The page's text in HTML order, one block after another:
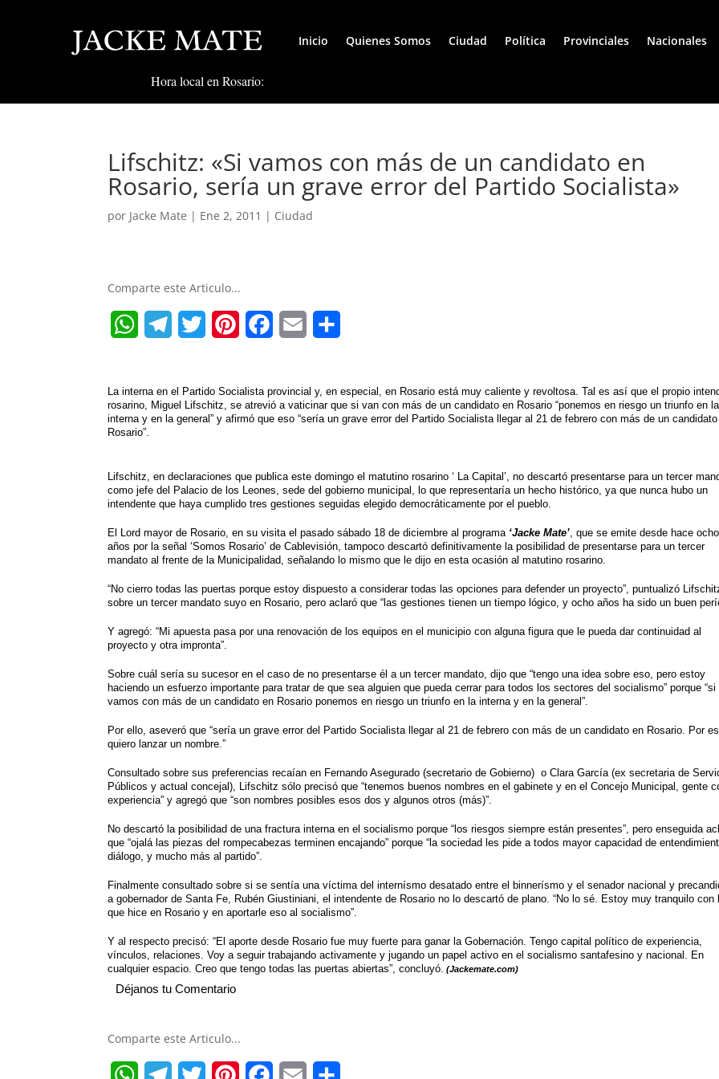
Inicio Quienes Somos Ciudad Política Provinciales Nacionales
Hora local en Rosario:
Lifschitz: «Si vamos con más de un candidato en
Rosario, sería un grave error del Partido Socialista»
por Jacke Mate | Ene 2, 2011 | Ciudad
Comparte este Articulo...
a
t
A
p
l
e
r
m
i
e
n
r
s
c
o
k
a
a
La interna en el Partido Socialista provincial y, en especial, en Rosario está muy caliente y revoltosa. Tal es así que el propio
rosarino, Miguel Lifschitz, se atrevió a vaticinar que si van con más de un candidato en Rosario “ponemos en riesgo un triunfo en la
interna y en la general” y afirmó que eso “sería un grave error del Partido Socialista llegar al 21 de febrero con más de un
Rosario”.
Lifschitz, en declaraciones que publica este domingo el matutino rosarino ‘ La Capital’, no descartó presentarse para un tercer
como jefe del Palacio de los Leones, sede del gobierno municipal, lo que representaría un hecho histórico, ya que nunca hubo un
intendente que haya cumplido tres gestiones seguidas elegido democráticamente por el pueblo.
El Lord mayor de Rosario, en su visita el pasado sábado 18 de diciembre al programa ‘Jacke Mate’, que se emite desde hace ocho
años por la señal ‘Somos Rosario’ de Cablevisión, tampoco descartó definitivamente la posibilidad de presentarse para un tercer
mandato al frente de la Municipalidad, señalando lo mismo que le dijo en esta ocasión al matutino rosarino.
“No cierro todas las puertas porque estoy dispuesto a considerar todas las opciones para defender un proyecto”, puntualizó
sobre un tercer mandato suyo en Rosario, pero aclaró que “las gestiones tienen un tiempo lógico, y ocho años ha sido un buen
Y agregó: “Mi apuesta pasa por una renovación de los equipos en el municipio con alguna figura que le pueda dar continuidad al
proyecto y otra impronta”.
Sobre cuál sería su sucesor en el caso de no presentarse él a un tercer mandato, dijo que “tengo una idea sobre eso, pero estoy
haciendo un esfuerzo importante para tratar de que sea alguien que pueda cerrar para todos los sectores del socialismo” porque “si
vamos con más de un candidato en Rosario ponemos en riesgo un triunfo en la interna y en la general”.
Por ello, aseveró que “sería un grave error del Partido Socialista llegar al 21 de febrero con más de un candidato en Rosario. Por
quiero lanzar un nombre.”
Consultado sobre sus preferencias recaían en Fernando Asegurado (secretario de Gobierno) o Clara García (ex secretaria de
Públicos y actual concejal), Lifschitz sólo precisó que “tenemos buenos nombres en el gabinete y en el Concejo Municipal, gente
experiencia” y agregó que “son nombres posibles esos dos y algunos otros (más)”.
No descartó la posibilidad de una fractura interna en el socialismo porque “los riesgos siempre están presentes”, pero enseguida
que “ojalá las piezas del rompecabezas terminen encajando” porque “la sociedad les pide a todos mayor capacidad de
diálogo, y mucho más al partido”.
Finalmente consultado sobre si se sentía una víctima del internísmo desatado entre el binnerísmo y el senador nacional y
a gobernador de Santa Fe, Rubén Giustiniani, el intendente de Rosario no lo descartó de plano. “No lo sé. Estoy muy tranquilo con
que hice en Rosario y en aportarle eso al socialismo”.
Y al respecto precisó: “El aporte desde Rosario fue muy fuerte para ganar la Gobernación. Tengo capital político de experiencia,
vínculos, relaciones. Voy a seguir trabajando activamente y jugando un papel activo en el socialismo santafesino y nacional. En
cualquier espacio. Creo que tengo todas las puertas abiertas”, concluyó. (Jackemate.com)
Déjanos tu Comentario
Comparte este Articulo...